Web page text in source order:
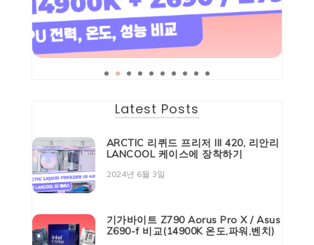
Latest Posts
ARCTIC 리퀴드 프리저 III 420, 리안리
LANCOOL 케이스에 장착하기
2024년 6월 3일
기가바이트 Z790 Aorus Pro X / Asus
Z690-f 비교(14900K 온도,파워,벤치)